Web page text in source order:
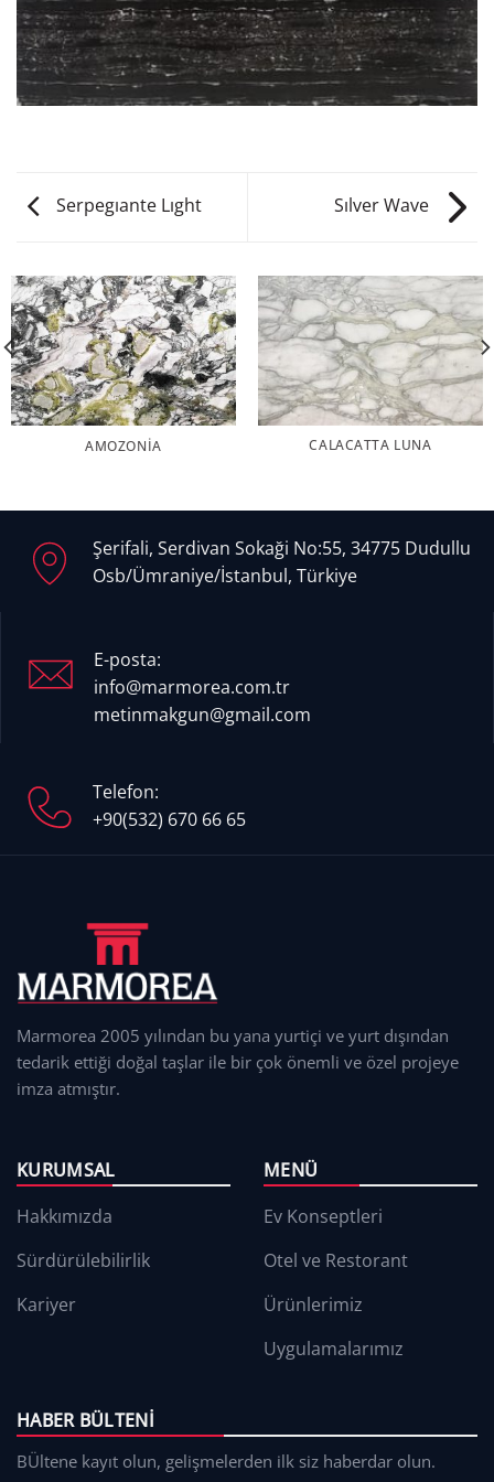
Serpegıante Lıght Sılver Wave
AMOZONIA CALACATTA LUNA
Şerifali, Serdivan Sokaği No:55, 34775 Dudullu
Osb/Ümraniye/İstanbul, Türkiye
E-posta:
info@marmorea.com.tr
metinmakgun@gmail.com
Telefon:
+90(532) 670 66 65
Marmorea 2005 yılından bu yana yurtiçi ve yurt dışından
tedarik ettiği doğal taşlar ile bir çok önemli ve özel projeye
imza atmıştır.
KURUMSAL
Hakkımızda
Sürdürülebilirlik
Kariyer
MENÜ
Ev Konseptleri
Otel ve Restorant
Ürünlerimiz
Uygulamalarımız
HABER BÜLTENI
BÜltene kayıt olun, gelişmelerden ilk siz haberdar olun.